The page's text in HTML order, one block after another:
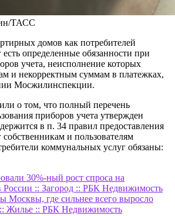
ТАСС
домов как потребителей
определенные обязанности при
учета, неисполнение которых
и некорректным суммам в платежках,
Мосжилинспекции.
о том, что полный перечень
приборов учета утвержден
в п. 34 правил предоставления
и пользователям
коммунальных услуг обязаны:
30%-ный рост спроса на
России :: Загород :: РБК Недвижимость
где сильнее всего выросло
Жилье :: РБК Недвижимость